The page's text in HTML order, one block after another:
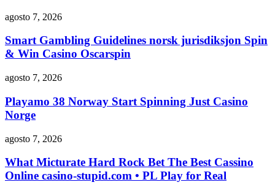
agosto 7, 2026
Smart Gambling Guidelines norsk jurisdiksjon Spin
& Win Casino Oscarspin
agosto 7, 2026
Playamo 38 Norway Start Spinning Just Casino
Norge
agosto 7, 2026
What Micturate Hard Rock Bet The Best Cassino
Online casino-stupid.com • PL Play for Real